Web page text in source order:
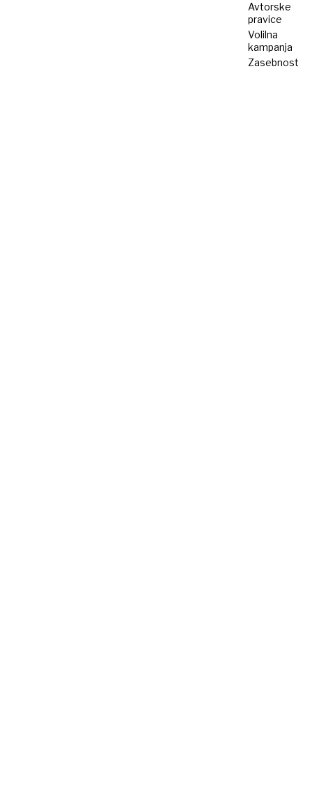
Avtorske
pravice
Volilna
kampanja
Zasebnost